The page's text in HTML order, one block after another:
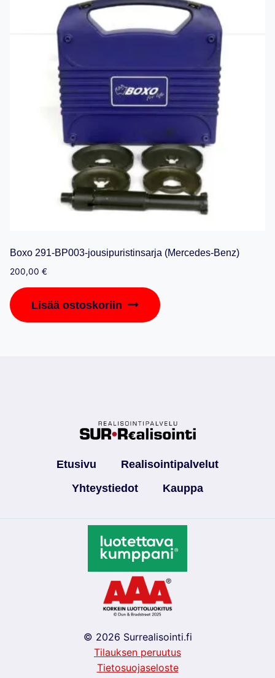
Boxo 291-BP003-jousipuristinsarja (Mercedes-Benz)
200,00 €
Lisää ostoskoriin
Etusivu
Realisointipalvelut
Yhteystiedot
Kauppa
© 2026 Surrealisointi.fi
Tilauksen peruutus
Tietosuojaseloste